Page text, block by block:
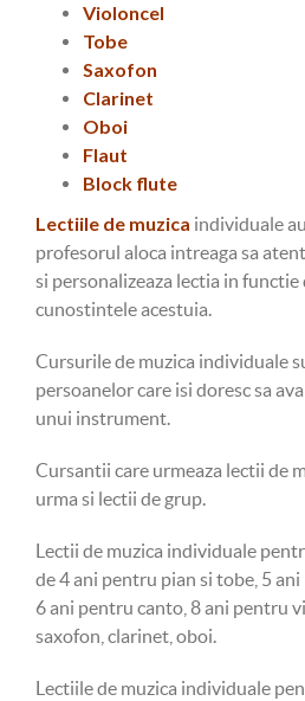
Violoncel
Tobe
Saxofon
Clarinet
Oboi
Flaut
Block flute
Lectiile de muzica individuale
profesorul aloca intreaga sa
si personalizeaza lectia in
cunostintele acestuia.
Cursurile de muzica individuale
persoanelor care isi doresc sa
unui instrument.
Cursantii care urmeaza lectii de
urma si lectii de grup.
Lectii de muzica individuale
de 4 ani pentru pian si tobe, 5
6 ani pentru canto, 8 ani pentru
saxofon, clarinet, oboi.
Lectiile de muzica individuale